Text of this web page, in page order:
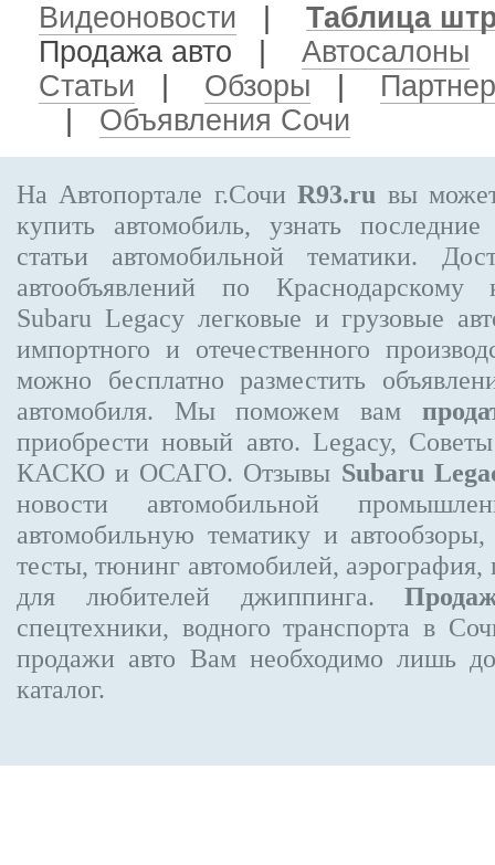
Видеоновости
Таблица
Продажа авто
Автосалоны
Статьи
Обзоры
Объявления Сочи
На Автопортале г.СочиR93.ru вы
купить автомобиль, узнать
статьи автомобильной тематики.
автообъявлений по
Subaru Legacyлегковые и грузовые
импортного и отечественного
можно бесплатно разместить
автомобиля. Мы поможем вам
приобрести новый авто. Legacy,
КАСКО и ОСАГО. Отзывы Subaru
новости автомобильной
автомобильную тематику и
тесты, тюнинг автомобилей,
для любителей джиппинга.
спецтехники, водного транспорта в
продажи авто Вам необходимо лишь
каталог.